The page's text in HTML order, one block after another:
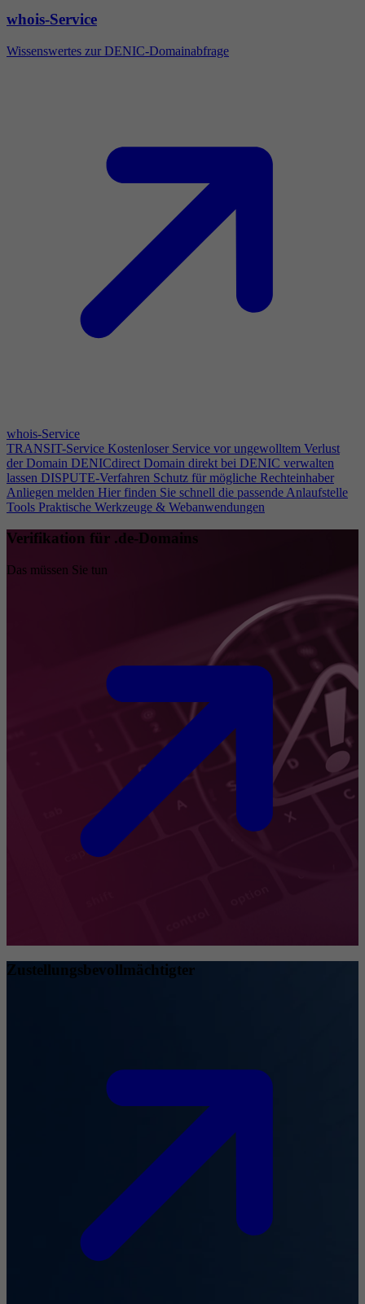
whois-Service
Wissenswertes zur DENIC-Domainabfrage
whois-Service
TRANSIT-Service Kostenloser Service vor ungewolltem Verlust
der Domain DENICdirect Domain direkt bei DENIC verwalten
lassen DISPUTE-Verfahren Schutz für mögliche Rechteinhaber
Anliegen melden Hier finden Sie schnell die passende Anlaufstelle
Tools Praktische Werkzeuge & Webanwendungen
Verifikation für .de-Domains
Das müssen Sie tun
Zustellungsbevollmächtigter